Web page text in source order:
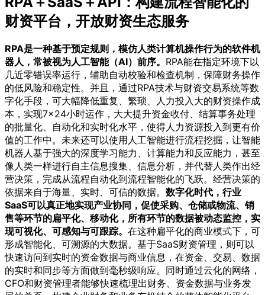
财资平台，开放财资生态服务
RPA是一种基于预定规则，模仿人类计算机操作行为的软件机
器人，常被视为人工智能（AI）前序。 RPA能在指定环境下以
几近零错误率运行，辅助自动校验和检查机制，保障财务操作
的低风险和稳定性。并且，通过RPA技术与财资交易系统等数
字化手段，可大幅降低重复、繁琐、人力投入大的财资操作成
本，实现7×24小时运作，大大提升资金收付、结算事务处理
的批量化、自动化和实时化水平，使得人力资源投入到更有价
值的工作中。未来还可以使用人工智能进行流程挖掘，让智能
机器人基于强大的深度学习能力、计算能力和反应能力，甚至
像人类一样进行自主信息搜集、信息分析，并代替人类作出经
营决策，完成从流程自动化到流程智能化的飞跃。经营决策的
依据来自于海量、实时、可信的数据。 数字化时代，行业
SaaS可以真正地实现产业协同，促使采购、仓储或物流、销
售等环节的扁平化、移动化，所有环节的数据被动态监控，实
现可视化、可感知与可跟踪。 在这种扁平化的商业模式下，可
形成智能化、可溯源的大数据。基于SaaS财资管理，则可以
快速访问到实时的资金数据与商业信息，在资金、交易、数据
的实时和同步等方面做到毫秒级响应。同时通过云化的网络，
CFO和财资管理者能够快速梳理出财务、资金数据与业务发